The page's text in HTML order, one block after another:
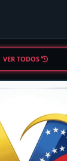
VER TODOS